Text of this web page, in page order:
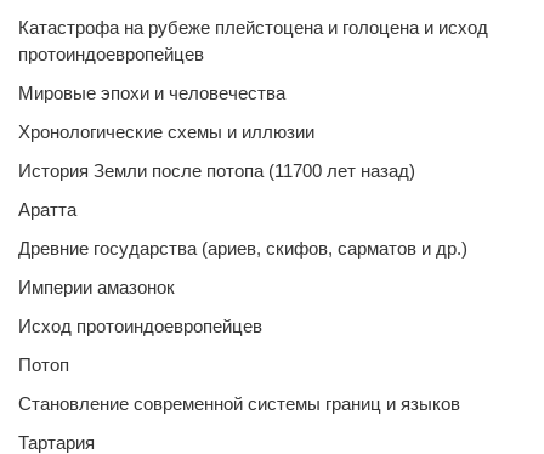
Катастрофа на рубеже плейстоцена и голоцена и исход
протоиндоевропейцев
Мировые эпохи и человечества
Хронологические схемы и иллюзии
История Земли после потопа (11700 лет назад)
Аратта
Древние государства (ариев, скифов, сарматов и др.)
Империи амазонок
Исход протоиндоевропейцев
Потоп
Становление современной системы границ и языков
Тартария